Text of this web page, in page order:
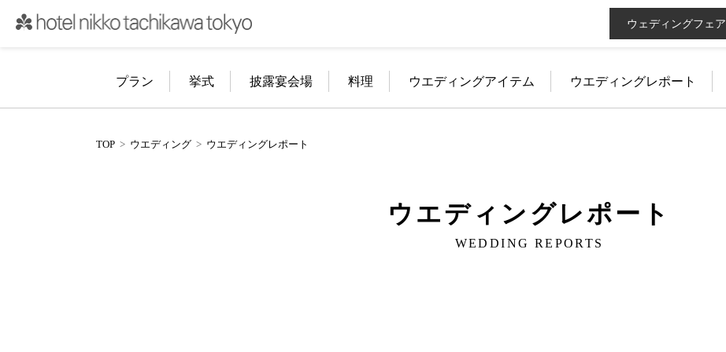
ウェディングフェア
プラン 挙式 披露宴会場 料理 ウエディングアイテム ウエディングレポート
TOP ウエディング ウエディングレポート
ウエディングレポート
WEDDING REPORTS